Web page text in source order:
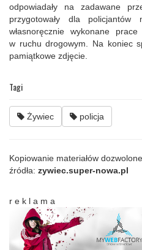
odpowiadały na zadawane
przygotowały dla policjantów
własnoręcznie wykonane
w ruchu drogowym. Na koniec
pamiątkowe zdjęcie.
Tagi
Żywiec policja
Kopiowanie materiałów
źródła: zywiec.super-nowa.pl
r e k l a m a